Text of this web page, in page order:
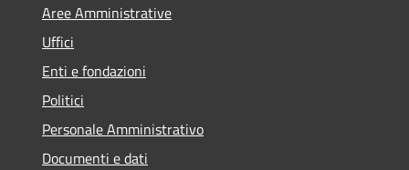
Aree Amministrative
Uffici
Enti e fondazioni
Politici
Personale Amministrativo
Documenti e dati